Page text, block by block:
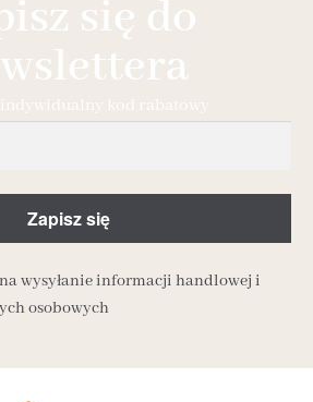
się do
kod rabatowy
wysyłanie informacji handlowej i
osobowych